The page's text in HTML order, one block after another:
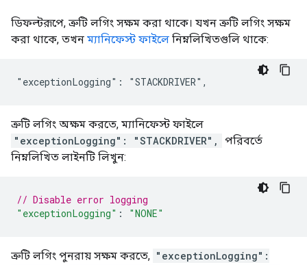
ডিফল্টরূপে, ত্রুটি লগিং সক্ষম করা থাকে। যখন ত্রুটি লগিং সক্ষম
করা থাকে, তখন ম্যানিফেস্ট ফাইলে নিম্নলিখিতগুলি থাকে:
ত্রুটি লগিং অক্ষম করতে, ম্যানিফেস্ট ফাইলে
"exceptionLogging": "STACKDRIVER",
পরিবর্তে
নিম্নলিখিত লাইনটি লিখুন:
// Disable error logging
"exceptionLogging" : "NONE"
ত্রুটি লগিং পুনরায় সক্ষম করতে, "exceptionLogging":